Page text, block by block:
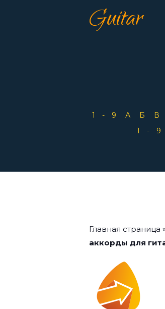
Guitar
1-9 А Б В
1-9
Главная страница
аккорды для